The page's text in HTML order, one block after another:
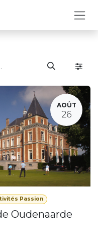
AOÛT
26
Passion
Oudenaarde